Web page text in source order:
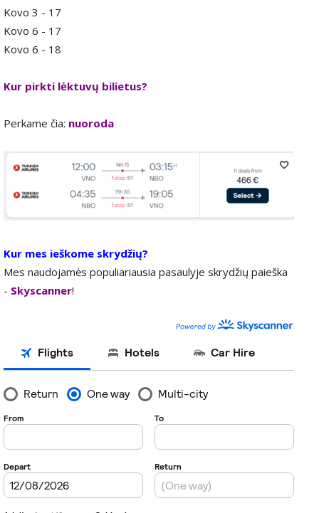
Kovo 3 - 17
Kovo 6 - 17
Kovo 6 - 18
Kur pirkti lėktuvų bilietus?
Perkame čia: nuoroda
Kur mes ieškome skrydžių?
Mes naudojamės populiariausia pasaulyje skrydžių paieška
- Skyscanner!